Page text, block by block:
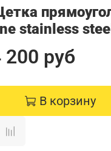
stainless steel
200 руб
В корзину